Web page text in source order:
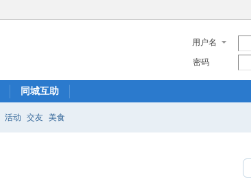
用户名
密码
同城互助
活动 交友 美食